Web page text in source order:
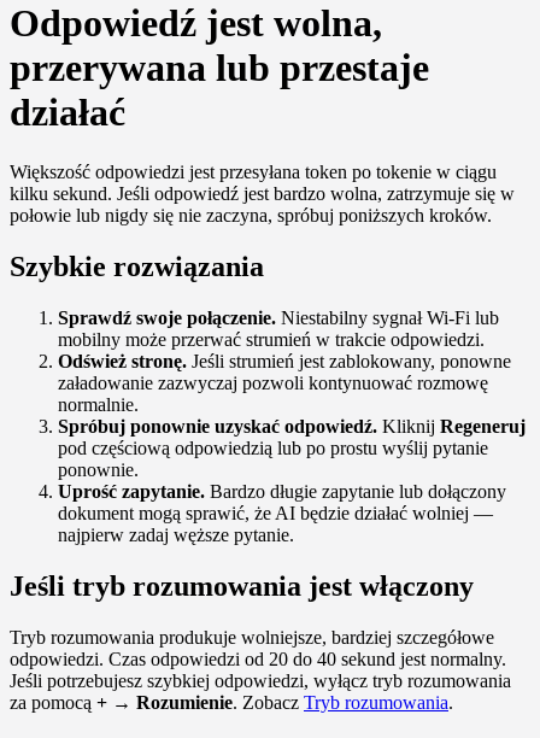
Odpowiedź jest wolna,
przerywana lub przestaje
działać
Większość odpowiedzi jest przesyłana token po tokenie w ciągu
kilku sekund. Jeśli odpowiedź jest bardzo wolna, zatrzymuje się w
połowie lub nigdy się nie zaczyna, spróbuj poniższych kroków.
Szybkie rozwiązania
Sprawdź swoje połączenie. Niestabilny sygnał Wi-Fi lub
mobilny może przerwać strumień w trakcie odpowiedzi.
Odśwież stronę. Jeśli strumień jest zablokowany, ponowne
załadowanie zazwyczaj pozwoli kontynuować rozmowę
normalnie.
Spróbuj ponownie uzyskać odpowiedź. Kliknij Regeneruj
pod częściową odpowiedzią lub po prostu wyślij pytanie
ponownie.
Uprość zapytanie. Bardzo długie zapytanie lub dołączony
dokument mogą sprawić, że AI będzie działać wolniej —
najpierw zadaj węższe pytanie.
Jeśli tryb rozumowania jest włączony
Tryb rozumowania produkuje wolniejsze, bardziej szczegółowe
odpowiedzi. Czas odpowiedzi od 20 do 40 sekund jest normalny.
Jeśli potrzebujesz szybkiej odpowiedzi, wyłącz tryb rozumowania
za pomocą + → Rozumienie. Zobacz Tryb rozumowania.